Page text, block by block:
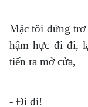
Mặc tôi đứng
hậm hực đi đi,
tiến ra mở cửa,
- Đi đi!